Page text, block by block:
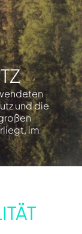
und die
im